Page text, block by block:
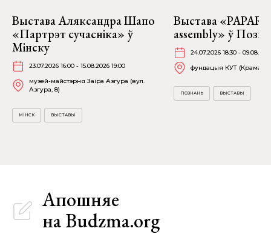
Выстава Аляксандра Шапо
«Партрэт сучасніка» ў
Мінску
23.07.2026 16:00 - 15.08.2026 19:00
музей-майстэрня Заіра Азгура (вул.
Азгура, 8)
МІНСК ВЫСТАВЫ
Выстава
assembly» ў
24.07.2026 18:30 -
фундацыя КУТ
ПОЗНАНЬ ВЫСТАВЫ
Апошняе
на Budzma.org